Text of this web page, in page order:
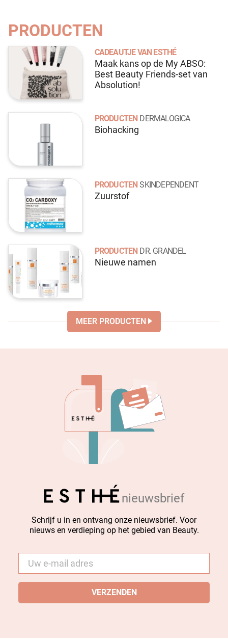
PRODUCTEN
CADEAUTJE VAN ESTHÉ
Maak kans op de My ABSO:
Best Beauty Friends-set van
Absolution!
PRODUCTEN DERMALOGICA
Biohacking
PRODUCTEN SKINDEPENDENT
Zuurstof
PRODUCTEN DR. GRANDEL
Nieuwe namen
MEER PRODUCTEN
nieuwsbrief
Schrijf u in en ontvang onze nieuwsbrief. Voor
nieuws en verdieping op het gebied van Beauty.
mail *